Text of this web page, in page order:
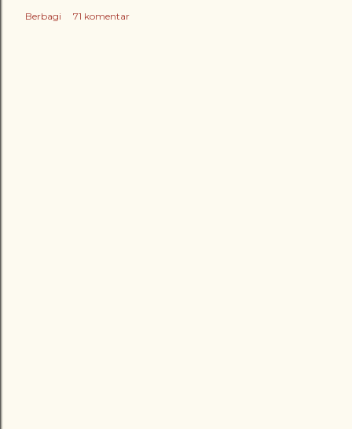
Berbagi 71 komentar